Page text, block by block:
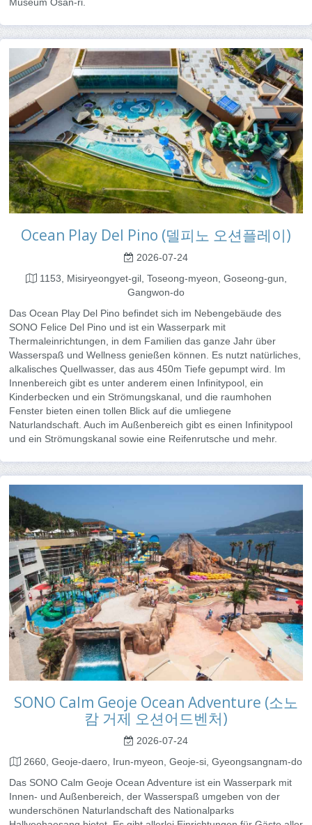
Ocean Play Del Pino (델피노 오션플레이)
2026-07-24
1153, Misiryeongyet-gil, Toseong-myeon, Goseong-gun,
Gangwon-do
Das Ocean Play Del Pino befindet sich im Nebengebäude des
SONO Felice Del Pino und ist ein Wasserpark mit
Thermaleinrichtungen, in dem Familien das ganze Jahr über
Wasserspaß und Wellness genießen können. Es nutzt natürliches,
alkalisches Quellwasser, das aus 450m Tiefe gepumpt wird. Im
Innenbereich gibt es unter anderem einen Infinitypool, ein
Kinderbecken und ein Strömungskanal, und die raumhohen
Fenster bieten einen tollen Blick auf die umliegene
Naturlandschaft. Auch im Außenbereich gibt es einen Infinitypool
und ein Strömungskanal sowie eine Reifenrutsche und mehr.
SONO Calm Geoje Ocean Adventure (소노
캄 거제 오션어드벤처)
2026-07-24
2660, Geoje-daero, Irun-myeon, Geoje-si, Gyeongsangnam-do
Das SONO Calm Geoje Ocean Adventure ist ein Wasserpark mit
Innen- und Außenbereich, der Wasserspaß umgeben von der
wunderschönen Naturlandschaft des Nationalparks